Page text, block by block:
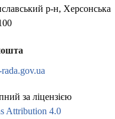
р-н, Херсонська
за ліцензією
Attribution 4.0